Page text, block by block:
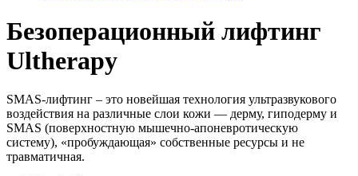
Безоперационный лифтинг
Ultherapy
SMAS-лифтинг – это новейшая технология ультразвукового
воздействия на различные слои кожи — дерму, гиподерму и
SMAS (поверхностную мышечно-апоневротическую
систему), «пробуждающая» собственные ресурсы и не
травматичная.